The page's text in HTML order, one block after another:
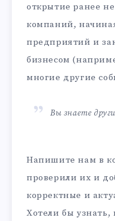
открытие ранее
компаний,
предприятий и
бизнесом
многие другие
Вы знаете
Напишите нам в
проверили их и
корректные и
Хотели бы